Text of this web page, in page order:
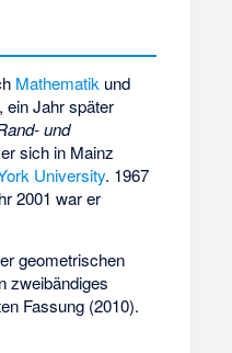
Mathematik und
ein Jahr später
und
sich in Mainz
University. 1967
2001 war er
geometrischen
zweibändiges
Fassung (2010).